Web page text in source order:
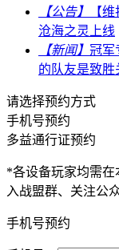
【公告】
【
沧海之灵上线
【新闻】 冠军
的队友是致胜
请选择预约方式
手机号预约
多益通行证预约
*各设备玩家均需在
入战盟群、关注公
手机号预约